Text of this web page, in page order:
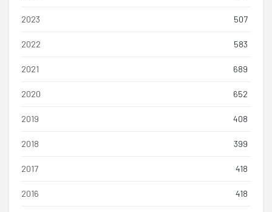
2023 507
2022 583
2021 689
2020 652
2019 408
2018 399
2017 418
2016 418